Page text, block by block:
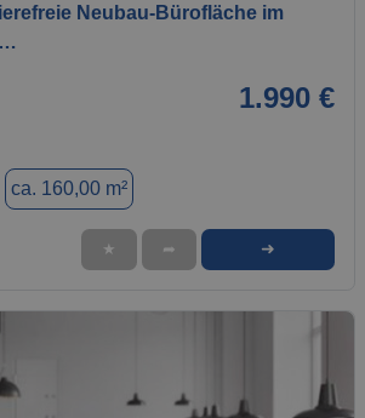
Neubau-Bürofläche im
1.990 €
ca. 160,00 m²
★ ➦ ➜